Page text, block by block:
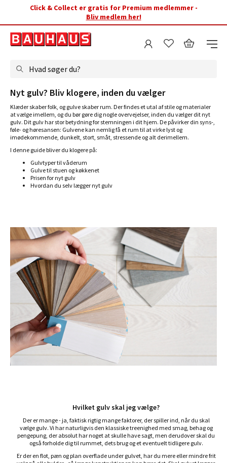
Click & Collect er gratis for Premium medlemmer -
Bliv medlem her!
Hvad søger du?
Nyt gulv? Bliv klogere, inden du vælger
Klæder skaber folk, og gulve skaber rum. Der findes et utal af stile og materialer
at vælge imellem, og du bør gøre dig nogle overvejelser, inden du vælger dit nyt
gulv. Dit gulv har stor betydning for stemningen i dit hjem. De påvirker din syns-,
føle- og høresansen: Gulvene kan nemlig få et rum til at virke lyst og
imødekommende, dunkelt, stort, småt, stressende og alt derimellem.
I denne guide bliver du klogere på:
Gulvtyper til våderum
Gulve til stuen og køkkenet
Prisen for nyt gulv
Hvordan du selv lægger nyt gulv
Hvilket gulv skal jeg vælge?
Der er mange - ja, faktisk rigtig mange faktorer, der spiller ind, når du skal
vælge gulv. Vi har naturligvis den klassiske treenighed med smag, behag og
pengepung, der absolut har noget at skulle have sagt, men derudover skal du
også forholde dig til rummet, dets brug og et eventuelt tidligere gulv.
Er der en flot, pæn og plan overflade under gulvet, har du mere eller mindre frit